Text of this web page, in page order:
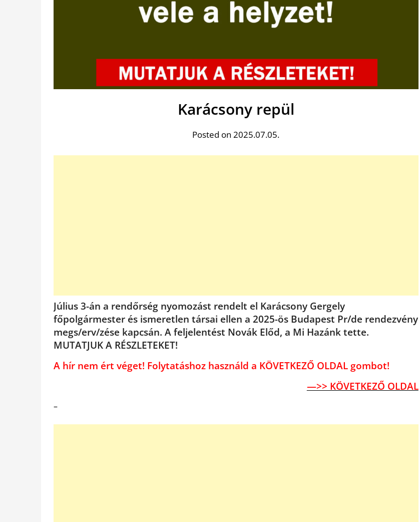
Karácsony repül
Posted on 2025.07.05.
Július 3-án a rendőrség nyomozást rendelt el Karácsony Gergely
főpolgármester és ismeretlen társai ellen a 2025-ös Budapest Pr/de rendezvény
megs/erv/zése kapcsán. A feljelentést Novák Előd, a Mi Hazánk tette.
MUTATJUK A RÉSZLETEKET!
A hír nem ért véget! Folytatáshoz használd a KÖVETKEZŐ OLDAL gombot!
—>> KÖVETKEZŐ OLDAL
–